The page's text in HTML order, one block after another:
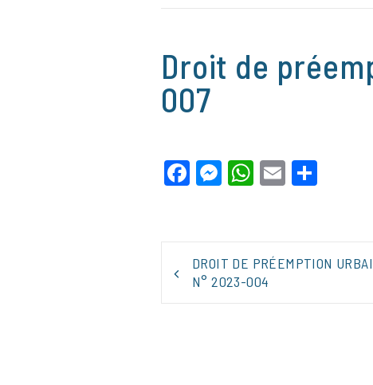
Droit de
007
Facebook
Messenger
WhatsApp
Email
NAVIGATION
DE
L’ARTICLE
DROIT DE PRÉEMPTION
N° 2023-004